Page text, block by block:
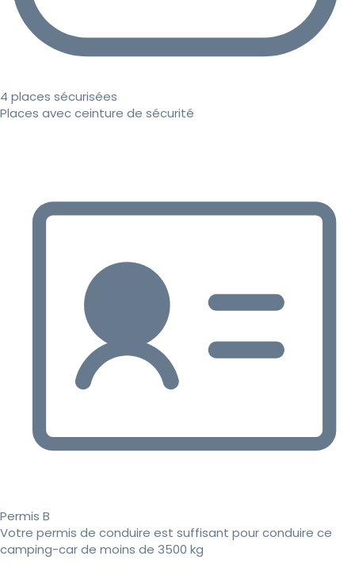
4 places sécurisées
Places avec ceinture de sécurité
Permis B
Votre permis de conduire est suffisant pour conduire ce
camping-car de moins de 3500 kg